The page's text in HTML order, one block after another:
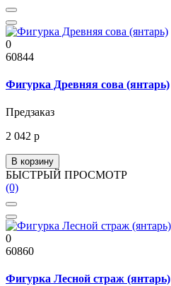
0
60844
Фигурка Древняя сова (янтарь)
Предзаказ
2 042 р
В корзину
БЫСТРЫЙ ПРОСМОТР
(0)
0
60860
Фигурка Лесной страж (янтарь)